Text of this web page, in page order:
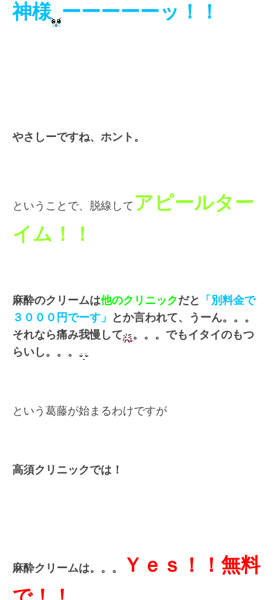
神様 ーーーーーッ！！
やさしーですね、ホント。
ということで、脱線して アピールター
イム！！
麻酔のクリームは他のクリニックだと
「別料金で
３０００円でーす」
とか言われて、うーん。。。
それなら痛み我慢して
。。。でもイタイのもつ
らいし。。。
という葛藤が始まるわけですが
高須クリニックでは！
麻酔クリームは。。。
Ｙｅｓ！！無料